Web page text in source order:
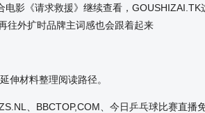
电影《请求救援》继续查看，
往外扩时品牌主词感也会跟着起来
伸材料整理阅读路径。
、BBCTOP,COM、今日乒乓球比赛直